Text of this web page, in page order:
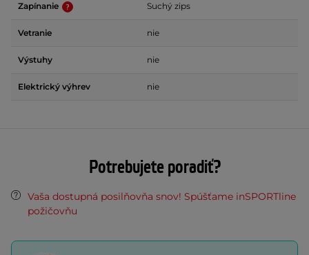
Zapínanie Suchý zips
Vetranie nie
Výstuhy nie
Elektrický výhrev nie
Potrebujete poradiť?
Vaša dostupná posilňovňa snov! Spúšťame inSPORTline
požičovňu